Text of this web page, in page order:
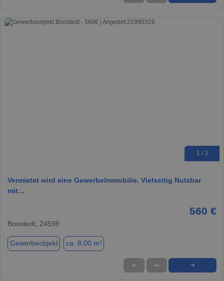
1 / 3
Vermietet wird eine GewerbeImmobilie. Vielseitig Nutzbar
mit…
560 €
Boostedt, 24598
Gewerbeobjekt ca. 8,00 m²
★ ➦ ➜